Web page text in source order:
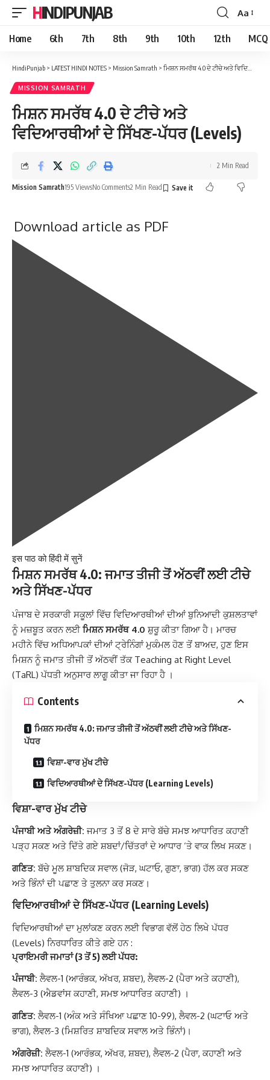
HINDIPUNJAB
Font
Resizer
Aa
Home 6th 7th 8th 9th 10th 12th MCQ
HindiPunjab > LATEST HINDI NOTES > Mission Samrath > ਮਿਸ਼ਨ ਸਮਰੱਥ 4.0 ਦੇ ਟੀਚੇ ਅਤੇ ਵਿਦਿਆਰਥੀਆਂ ਦੇ ਸਿੱਖਣ-ਪੱਧਰ (Levels)
MISSION SAMRATH
ਮਿਸ਼ਨ ਸਮਰੱਥ 4.0 ਦੇ ਟੀਚੇ ਅਤੇ
ਵਿਦਿਆਰਥੀਆਂ ਦੇ ਸਿੱਖਣ-ਪੱਧਰ (Levels)
Mission Samrath195 ViewsNo Comments2 Min Read
2 Min Read
Download article as PDF
इस पाठ को हिंदी में सुनें
ਮਿਸ਼ਨ ਸਮਰੱਥ 4.0: ਜਮਾਤ ਤੀਜੀ ਤੋਂ ਅੱਠਵੀਂ ਲਈ ਟੀਚੇ
ਅਤੇ ਸਿੱਖਣ-ਪੱਧਰ
ਪੰਜਾਬ ਦੇ ਸਰਕਾਰੀ ਸਕੂਲਾਂ ਵਿੱਚ ਵਿਦਿਆਰਥੀਆਂ ਦੀਆਂ ਬੁਨਿਆਦੀ ਕੁਸ਼ਲਤਾਵਾਂ
ਨੂੰ ਮਜ਼ਬੂਤ ਕਰਨ ਲਈ ਮਿਸ਼ਨ ਸਮਰੱਥ 4.0 ਸ਼ੁਰੂ ਕੀਤਾ ਗਿਆ ਹੈ। ਮਾਰਚ
ਮਹੀਨੇ ਵਿੱਚ ਅਧਿਆਪਕਾਂ ਦੀਆਂ ਟ੍ਰੇਨਿੰਗਾਂ ਮੁਕੰਮਲ ਹੋਣ ਤੋਂ ਬਾਅਦ, ਹੁਣ ਇਸ
ਮਿਸ਼ਨ ਨੂੰ ਜਮਾਤ ਤੀਜੀ ਤੋਂ ਅੱਠਵੀਂ ਤੱਕ Teaching at Right Level
(TaRL) ਪੱਧਤੀ ਅਨੁਸਾਰ ਲਾਗੂ ਕੀਤਾ ਜਾ ਰਿਹਾ ਹੈ ।
Contents
ਮਿਸ਼ਨ ਸਮਰੱਥ 4.0: ਜਮਾਤ ਤੀਜੀ ਤੋਂ ਅੱਠਵੀਂ ਲਈ ਟੀਚੇ ਅਤੇ ਸਿੱਖਣ-
ਪੱਧਰ
ਵਿਸ਼ਾ-ਵਾਰ ਮੁੱਖ ਟੀਚੇ
ਵਿਦਿਆਰਥੀਆਂ ਦੇ ਸਿੱਖਣ-ਪੱਧਰ (Learning Levels)
ਵਿਸ਼ਾ-ਵਾਰ ਮੁੱਖ ਟੀਚੇ
ਪੰਜਾਬੀ ਅਤੇ ਅੰਗਰੇਜ਼ੀ: ਜਮਾਤ 3 ਤੋਂ 8 ਦੇ ਸਾਰੇ ਬੱਚੇ ਸਮਝ ਆਧਾਰਿਤ ਕਹਾਣੀ
ਪੜ੍ਹ ਸਕਣ ਅਤੇ ਦਿੱਤੇ ਗਏ ਸ਼ਬਦਾਂ/ਚਿੱਤਰਾਂ ਦੇ ਆਧਾਰ ‘ਤੇ ਵਾਕ ਲਿਖ ਸਕਣ।
ਗਣਿਤ: ਬੱਚੇ ਮੂਲ ਸ਼ਾਬਦਿਕ ਸਵਾਲ (ਜੋੜ, ਘਟਾਓ, ਗੁਣਾ, ਭਾਗ) ਹੱਲ ਕਰ ਸਕਣ
ਅਤੇ ਭਿੰਨਾਂ ਦੀ ਪਛਾਣ ਤੇ ਤੁਲਨਾ ਕਰ ਸਕਣ।
ਵਿਦਿਆਰਥੀਆਂ ਦੇ ਸਿੱਖਣ-ਪੱਧਰ (Learning Levels)
ਵਿਦਿਆਰਥੀਆਂ ਦਾ ਮੁਲਾਂਕਣ ਕਰਨ ਲਈ ਵਿਭਾਗ ਵੱਲੋਂ ਹੇਠ ਲਿਖੇ ਪੱਧਰ
(Levels) ਨਿਰਧਾਰਿਤ ਕੀਤੇ ਗਏ ਹਨ :
ਪ੍ਰਾਇਮਰੀ ਜਮਾਤਾਂ (3 ਤੋਂ 5) ਲਈ ਪੱਧਰ:
ਪੰਜਾਬੀ: ਲੈਵਲ-1 (ਆਰੰਭਕ, ਅੱਖਰ, ਸ਼ਬਦ), ਲੈਵਲ-2 (ਪੈਰਾ ਅਤੇ ਕਹਾਣੀ),
ਲੈਵਲ-3 (ਐਡਵਾਂਸ ਕਹਾਣੀ, ਸਮਝ ਆਧਾਰਿਤ ਕਹਾਣੀ) ।
ਗਣਿਤ: ਲੈਵਲ-1 (ਅੰਕ ਅਤੇ ਸੰਖਿਆ ਪਛਾਣ 10-99), ਲੈਵਲ-2 (ਘਟਾਓ ਅਤੇ
ਭਾਗ), ਲੈਵਲ-3 (ਮਿਸ਼ਰਿਤ ਸ਼ਾਬਦਿਕ ਸਵਾਲ ਅਤੇ ਭਿੰਨਾਂ)।
ਅੰਗਰੇਜ਼ੀ: ਲੈਵਲ-1 (ਆਰੰਭਕ, ਅੱਖਰ, ਸ਼ਬਦ), ਲੈਵਲ-2 (ਪੈਰਾ, ਕਹਾਣੀ ਅਤੇ
ਸਮਝ ਆਧਾਰਿਤ ਕਹਾਣੀ) ।